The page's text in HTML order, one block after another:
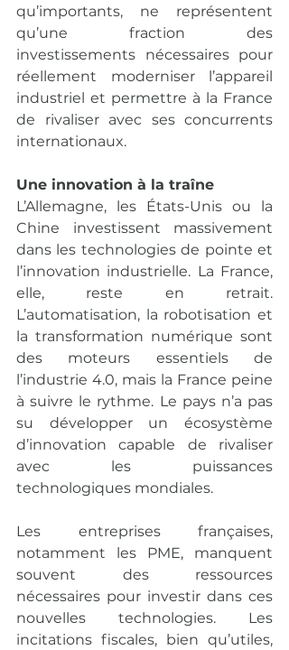
qu’importants, ne représentent
qu’une fraction des
investissements nécessaires pour
réellement moderniser l’appareil
industriel et permettre à la France
de rivaliser avec ses concurrents
internationaux.
Une innovation à la traîne
L’Allemagne, les États-Unis ou la
Chine investissent massivement
dans les technologies de pointe et
l’innovation industrielle. La France,
elle, reste en retrait.
L’automatisation, la robotisation et
la transformation numérique sont
des moteurs essentiels de
l’industrie 4.0, mais la France peine
à suivre le rythme. Le pays n’a pas
su développer un écosystème
d’innovation capable de rivaliser
avec les puissances
technologiques mondiales.
Les entreprises françaises,
notamment les PME, manquent
souvent des ressources
nécessaires pour investir dans ces
nouvelles technologies. Les
incitations fiscales, bien qu’utiles,